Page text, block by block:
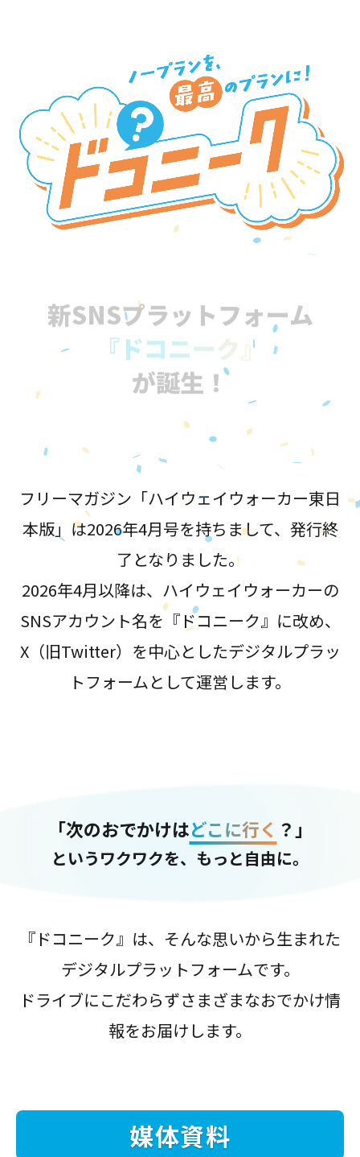
新SNSプラットフォーム
『ドコニーク』
が誕生！
フリーマガジン「ハイウェイウォーカー東日
本版」は2026年4月号を持ちまして、発行終
了となりました。
2026年4月以降は、ハイウェイウォーカーの
SNSアカウント名を『ドコニーク』に改め、
X（旧Twitter）を中心としたデジタルプラッ
トフォームとして運営します。
「次のおでかけはどこに行く ？」
というワクワクを、もっと自由に。
『ドコニーク』は、そんな思いから生まれた
デジタルプラットフォームです。
ドライブにこだわらずさまざまなおでかけ情
報をお届けします。
媒体資料